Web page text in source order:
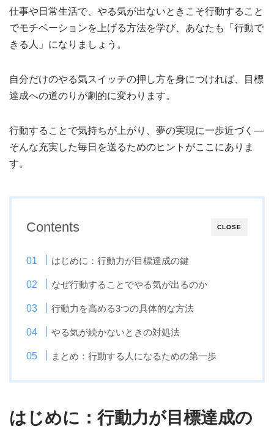
仕事や日常生活で、やる気が出ないときこそ行動すること
でモチベーションを上げる方法を学び、あなたも「行動で
きる人」になりましょう。
自分だけのやる気スイッチの押し方を身につければ、目標
達成への道のりが劇的に変わります。
行動することで気持ちが上がり、夢の実現に一歩近づく—
そんな充実した毎日を送るためのヒントがここにありま
す。
CLOSE
Contents
はじめに：行動力が目標達成の鍵
なぜ行動することでやる気が出るのか
行動力を高める3つの具体的な方法
やる気が続かないときの対処法
まとめ：行動する人になるための第一歩
はじめに：行動力が目標達成の